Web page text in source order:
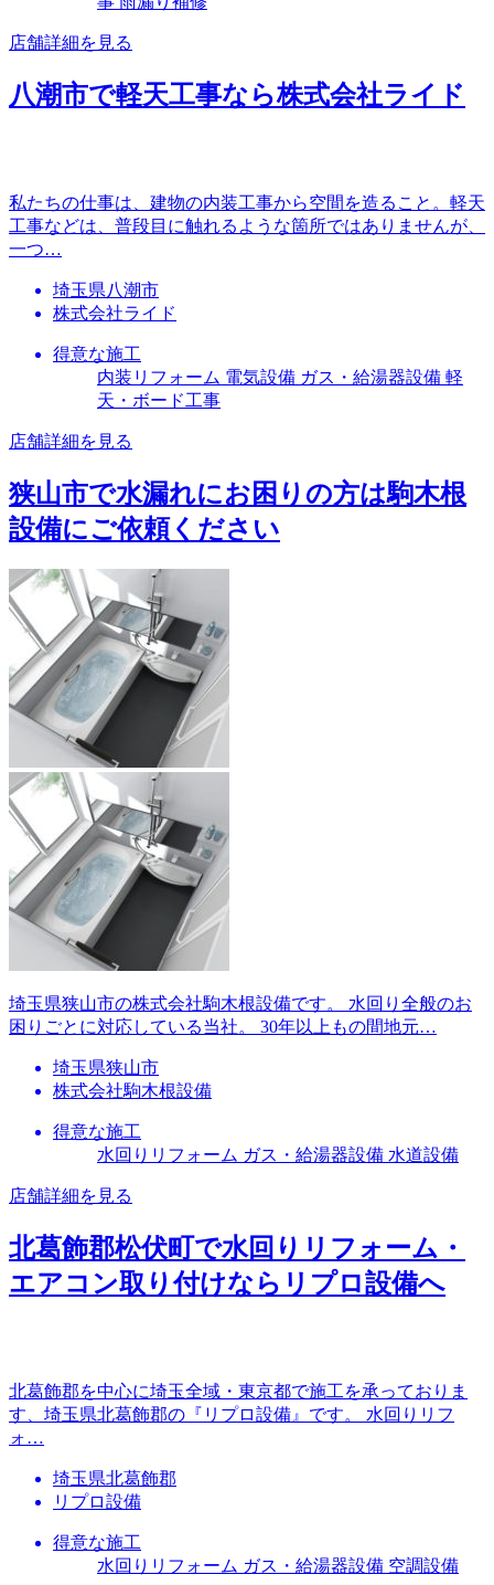
店舗詳細を見る
八潮市で軽天工事なら株式会社ライド
私たちの仕事は、建物の内装工事から空間を造ること。軽天
工事などは、普段目に触れるような箇所ではありませんが、
一つ…
埼玉県八潮市
株式会社ライド
得意な施工
内装リフォーム 電気設備 ガス・給湯器設備 軽
天・ボード工事
店舗詳細を見る
狭山市で水漏れにお困りの方は駒木根
設備にご依頼ください
埼玉県狭山市の株式会社駒木根設備です。 水回り全般のお
困りごとに対応している当社。 30年以上もの間地元…
埼玉県狭山市
株式会社駒木根設備
得意な施工
水回りリフォーム ガス・給湯器設備 水道設備
店舗詳細を見る
北葛飾郡松伏町で水回りリフォーム・
エアコン取り付けならリプロ設備へ
北葛飾郡を中心に埼玉全域・東京都で施工を承っておりま
す、埼玉県北葛飾郡の『リプロ設備』です。 水回りリフ
ォ…
埼玉県北葛飾郡
リプロ設備
得意な施工
水回りリフォーム ガス・給湯器設備 空調設備